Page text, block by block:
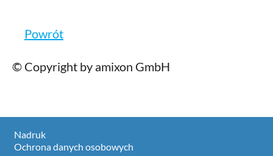
Powrót
© Copyright by amixon GmbH
Nadruk
Ochrona danych osobowych